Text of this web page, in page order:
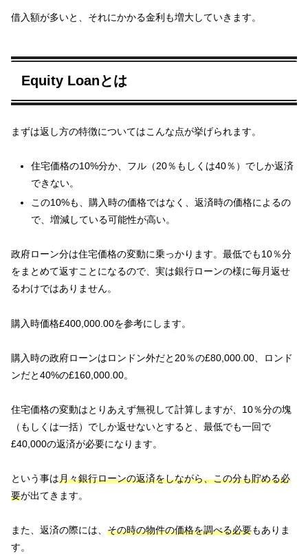
借入額が多いと、それにかかる金利も増大していきます。
Equity Loanとは
まずは返し方の特徴についてはこんな点が挙げられます。
住宅価格の10%分か、フル（20％もしくは40％）でしか返済
できない。
この10%も、購入時の価格ではなく、返済時の価格によるの
で、増減している可能性が高い。
政府ローン分は住宅価格の変動に乗っかります。最低でも10％分
をまとめて返すことになるので、実は銀行ローンの様に毎月返せ
るわけではありません。
購入時価格£400,000.00を参考にします。
購入時の政府ローンはロンドン外だと20％の£80,000.00、ロンド
ンだと40%の£160,000.00。
住宅価格の変動はとりあえず無視して計算しますが、10％分の塊
（もしくは一括）でしか返せないとすると、最低でも一回で
£40,000の返済が必要になります。
という事は月々銀行ローンの返済をしながら、この分も貯める必
要が出てきます。
また、返済の際には、 その時の物件の価格を調べる必要もありま
す。